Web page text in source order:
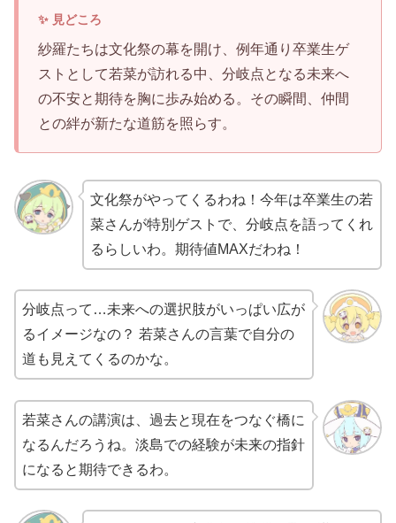
紗羅たちは文化祭の幕を開け、例年通り卒業生ゲ
ストとして若菜が訪れる中、分岐点となる未来へ
の不安と期待を胸に歩み始める。その瞬間、仲間
との絆が新たな道筋を照らす。
文化祭がやってくるわね！今年は卒業生の若
菜さんが特別ゲストで、分岐点を語ってくれ
るらしいわ。期待値MAXだわね！
分岐点って…未来への選択肢がいっぱい広が
るイメージなの？ 若菜さんの言葉で自分の
道も見えてくるのかな。
若菜さんの講演は、過去と現在をつなぐ橋に
なるんだろうね。淡島での経験が未来の指針
になると期待できるわ。